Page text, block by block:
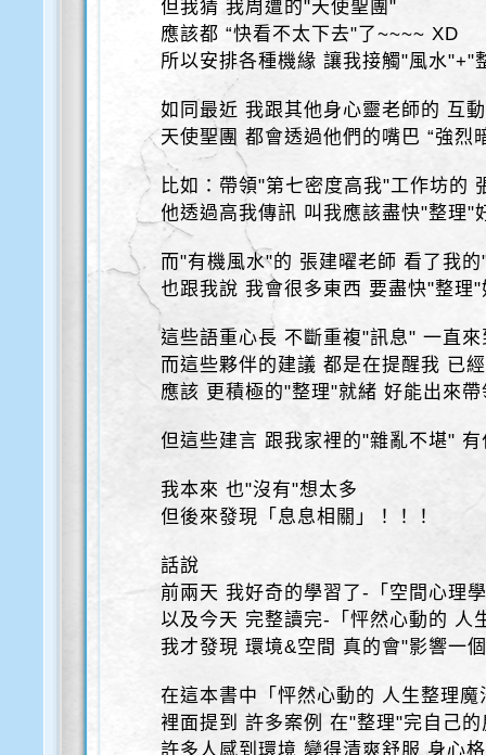
但我猜 我周遭的"天使聖團"
應該都 “快看不太下去"了~~~~ XD
所以安排各種機緣 讓我接觸"風水"+"
如同最近 我跟其他身心靈老師的 互
天使聖團 都會透過他們的嘴巴 “強烈
比如：帶領"第七密度高我"工作坊的
他透過高我傳訊 叫我應該盡快"整理"
而"有機風水"的 張建曜老師 看了我
也跟我說 我會很多東西 要盡快"整理
這些語重心長 不斷重複"訊息" 一直
而這些夥伴的建議 都是在提醒我 已
應該 更積極的"整理"就緒 好能出來
但這些建言 跟我家裡的"雜亂不堪"
我本來 也"沒有"想太多
但後來發現「息息相關」！！！
話說
前兩天 我好奇的學習了-「空間心理
以及今天 完整讀完-「怦然心動的 人
我才發現 環境&空間 真的會"影響一
在這本書中「怦然心動的 人生整理魔
裡面提到 許多案例 在"整理"完自己
許多人感到環境 變得清爽舒服 身心